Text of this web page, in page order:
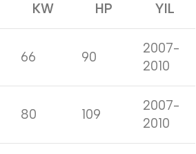
KW HP YIL
66 90
2007-
2010
80 109
2007-
2010